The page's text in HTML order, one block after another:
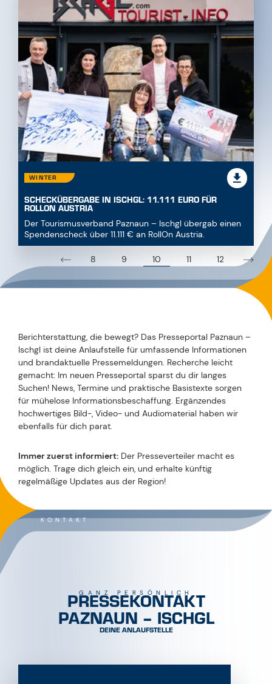
WINTER
SCHECKÜBERGABE IN ISCHGL: 11.111 EURO FÜR
ROLLON AUSTRIA
Der Tourismusverband Paznaun – Ischgl übergab einen
Spendenscheck über 11.111 € an RollOn Austria.
8 9 10 11 12
Berichterstattung, die bewegt? Das Presseportal Paznaun –
Ischgl ist deine Anlaufstelle für umfassende Informationen
und brandaktuelle Pressemeldungen. Recherche leicht
gemacht: Im neuen Presseportal sparst du dir langes
Suchen! News, Termine und praktische Basistexte sorgen
für mühelose Informationsbeschaffung. Ergänzendes
hochwertiges Bild-, Video- und Audiomaterial haben wir
ebenfalls für dich parat.
Immer zuerst informiert: Der Presseverteiler macht es
möglich. Trage dich gleich ein, und erhalte künftig
regelmäßige Updates aus der Region!
KONTAKT
GANZ PERSÖNLICH
PRESSEKONTAKT
PAZNAUN – ISCHGL
DEINE ANLAUFSTELLE